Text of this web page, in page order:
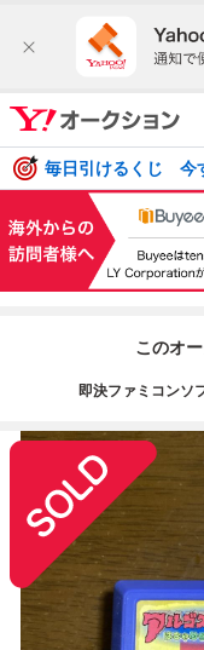
毎日引けるくじ 今
このオ
即決ファミコンソ